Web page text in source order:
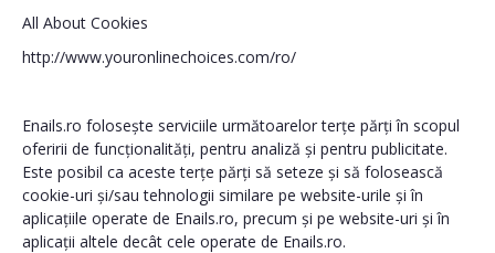
All About Cookies
http://www.youronlinechoices.com/ro/
Enails.ro folosește serviciile următoarelor terțe părți în scopul
oferirii de funcționalități, pentru analiză și pentru publicitate.
Este posibil ca aceste terțe părți să seteze și să folosească
cookie-uri și/sau tehnologii similare pe website-urile și în
aplicațiile operate de Enails.ro, precum și pe website-uri și în
aplicații altele decât cele operate de Enails.ro.